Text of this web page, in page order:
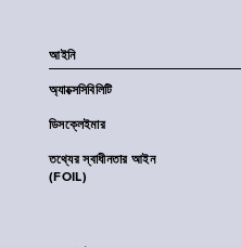
আইনি
অ্যাক্সেসিবিলিটি
ডিসক্লেইমার
তথ্যের স্বাধীনতার আইন
(FOIL)